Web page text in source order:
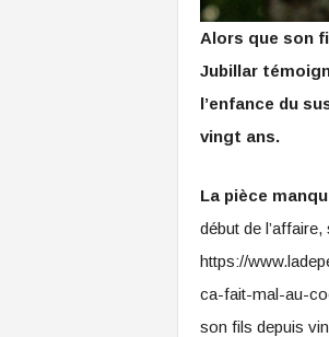
Alors que son
Jubillar
l’enfance du
vingt ans.
La pièce
début de
https://
ca-fait-mal-au-
son fils depuis